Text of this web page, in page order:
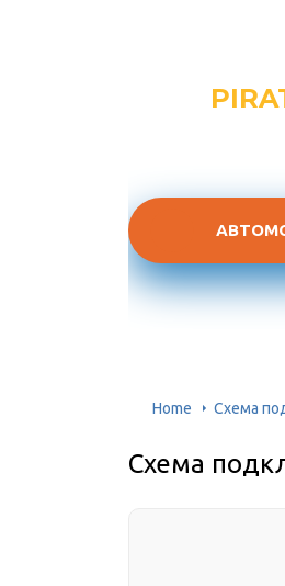
Home Схема
Схема